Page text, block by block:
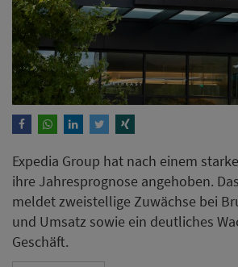
Expedia Group hat nach einem
ihre Jahresprognose angehoben.
meldet zweistellige Zuwächse bei
und Umsatz sowie ein deutliches
Geschäft.